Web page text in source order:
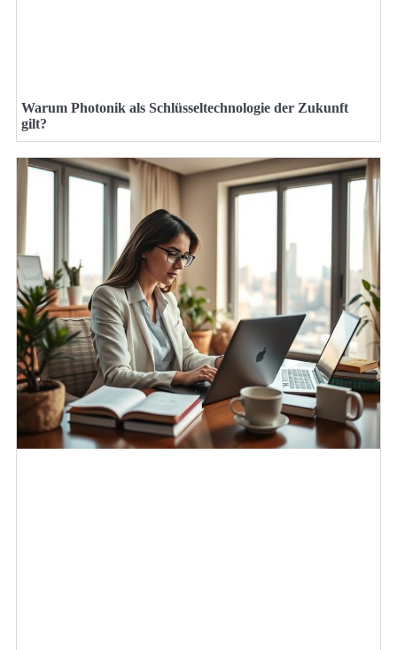
Warum Photonik als Schlüsseltechnologie der Zukunft
gilt?